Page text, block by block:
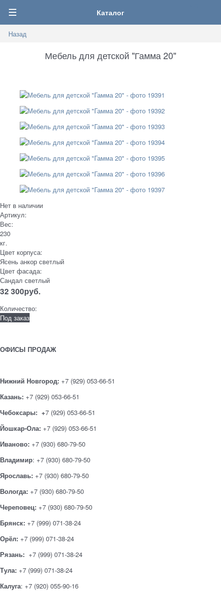
Каталог
Назад
Мебель для детской "Гамма 20"
Нет в наличии
Артикул:
Вес:
230
кг.
Цвет корпуса:
Ясень анкор светлый
Цвет фасада:
Сандал светлый
32 300руб.
Количество:
Под заказ
ОФИСЫ ПРОДАЖ
Нижний Новгород: +7 (929) 053-66-51
Казань: +7 (929) 053-66-51
Чебоксары: +7 (929) 053-66-51
Йошкар-Ола: +7 (929) 053-66-51
Иваново: +7 (930) 680-79-50
Владимир: +7 (930) 680-79-50
Ярославь: +7 (930) 680-79-50
Вологда: +7 (930) 680-79-50
Череповец: +7 (930) 680-79-50
Брянск: +7 (999) 071-38-24
Орёл: +7 (999) 071-38-24
Рязань: +7 (999) 071-38-24
Тула: +7 (999) 071-38-24
Калуга: +7 (920) 055-90-16